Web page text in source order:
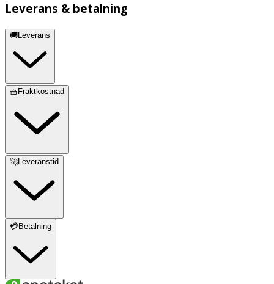
Leverans & betalning
🚚Leverans
🧺Fraktkostnad
🚀Leveranstid
💳Betalning